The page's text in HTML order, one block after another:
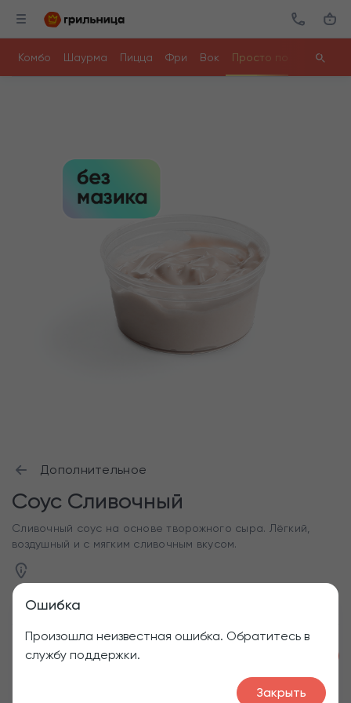
Комбо Шаурма Пицца Фри Вок Просто поесть
Ошибка
Произошла неизвестная ошибка. Обратитесь в
службу поддержки.
Закрыть
Дополнительное
Соус Сливочный
Сливочный соус на основе творожного сыра. Лёгкий,
воздушный и с мягким сливочным вкусом.
1